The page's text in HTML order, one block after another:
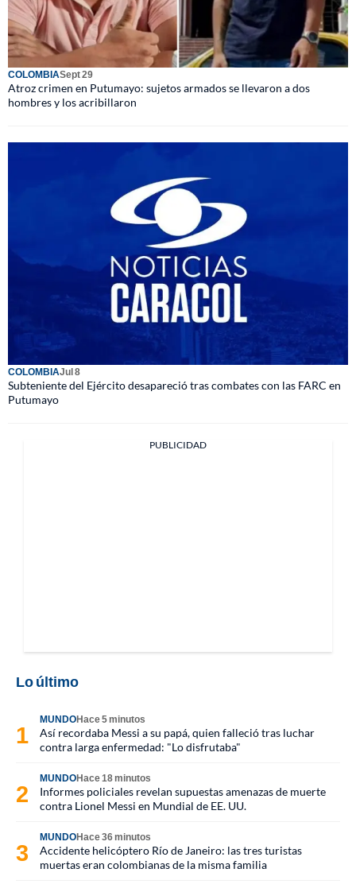
COLOMBIASept 29
Atroz crimen en Putumayo: sujetos armados se llevaron a dos
hombres y los acribillaron
COLOMBIAJul 8
Subteniente del Ejército desapareció tras combates con las FARC en
Putumayo
PUBLICIDAD
Lo último
MUNDOHace 5 minutos
Así recordaba Messi a su papá, quien falleció tras luchar
contra larga enfermedad: "Lo disfrutaba"
MUNDOHace 18 minutos
Informes policiales revelan supuestas amenazas de muerte
contra Lionel Messi en Mundial de EE. UU.
MUNDOHace 36 minutos
Accidente helicóptero Río de Janeiro: las tres turistas
muertas eran colombianas de la misma familia